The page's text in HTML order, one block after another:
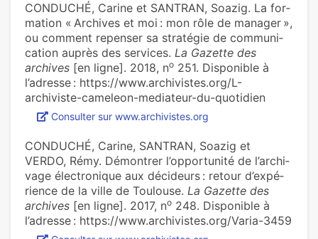
CONDUCHÉ, Carine et SANTRAN, Soazig. La for­
ma­tion « Archives et moi : mon rôle de mana­ger »,
ou com­ment repen­ser sa stra­té­gie de com­mu­ni­
ca­tion auprès des ser­vi­ces. La Gazette des
archives [en ligne]. 2018, no 251. Disponible à
l’adresse : https://www.archivistes.org/L-
archiviste-cameleon-mediateur-du-quotidien
Consulter sur www.archivistes.org
CONDUCHÉ, Carine, SANTRAN, Soazig et
VERDO, Rémy. Démontrer l’oppor­tu­nité de l’archi­
vage électronique aux déci­deurs : retour d’expé­
rience de la ville de Toulouse. La Gazette des
archives [en ligne]. 2017, no 248. Disponible à
l’adresse : https://www.archivistes.org/Varia-3459